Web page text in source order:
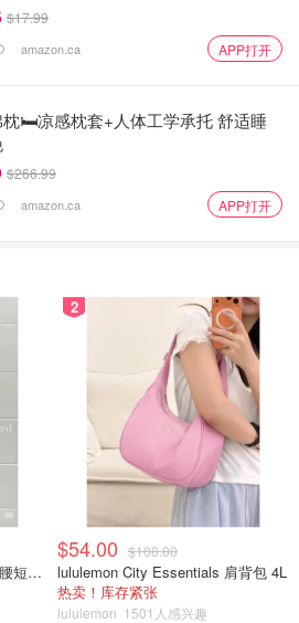
$17.99
amazon.ca APP打开
🛏️凉感枕套+人体工学承托 舒适睡
$266.99
amazon.ca APP打开
lululemon Softstreme 女士高腰短裤 10cm
2
$54.00 $108.00
lululemon City Essentials 肩背包 4L
热卖！库存紧张
lululemon 1501人感兴趣